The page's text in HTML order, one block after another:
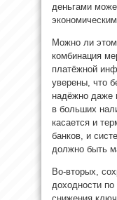
деньгами
Можно ли
комбинация
платёжной
уверены, что
надёжно даже
в больших
касается и
банков, и
должно быть
Во-вторых,
доходности
снижения